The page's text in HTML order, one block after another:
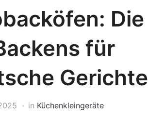
Die
für
Gerichte
in Küchenkleingeräte